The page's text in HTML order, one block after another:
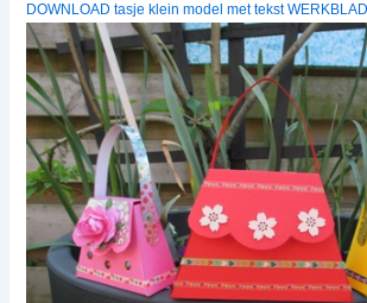
DOWNLOAD tasje klein model met tekst WERKBLAD